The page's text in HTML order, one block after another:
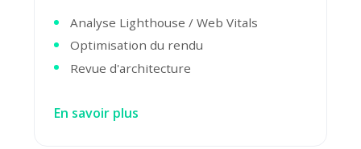
Analyse Lighthouse / Web Vitals
Optimisation du rendu
Revue d'architecture
En savoir plus